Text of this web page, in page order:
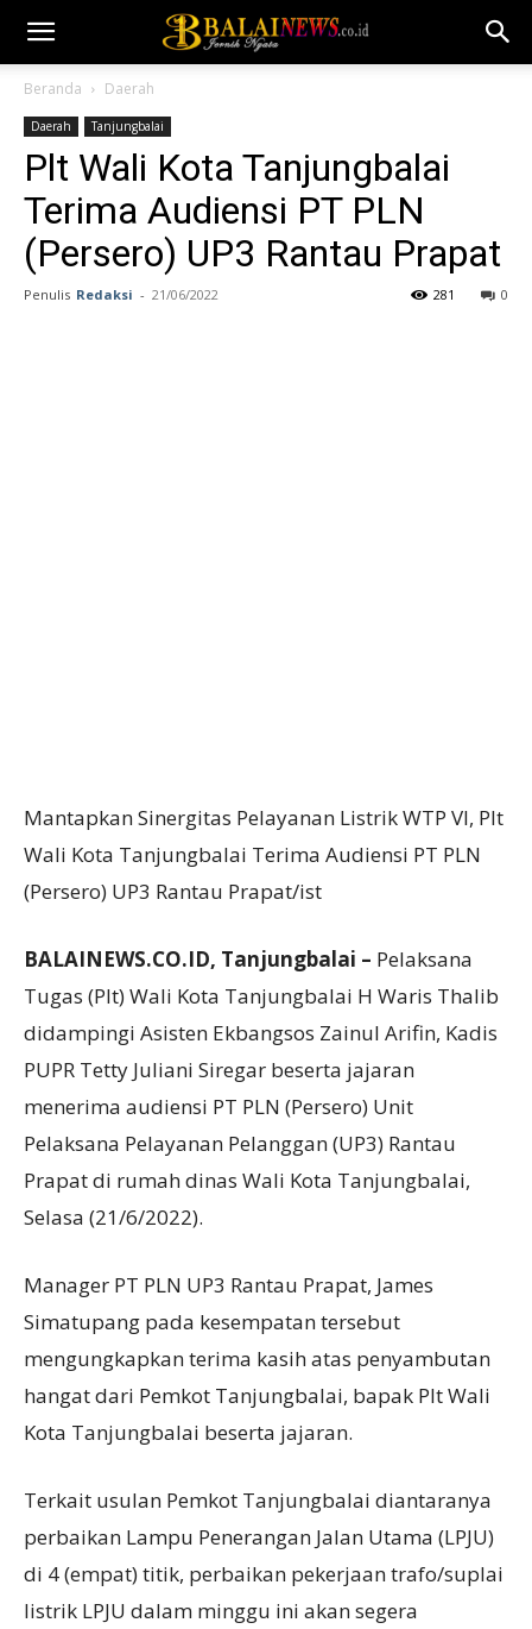
Beranda Daerah
Daerah Tanjungbalai
Plt Wali Kota Tanjungbalai
Terima Audiensi PT PLN
(Persero) UP3 Rantau Prapat
Penulis Redaksi - 21/06/2022 0
281
Mantapkan Sinergitas Pelayanan Listrik WTP VI, Plt
Wali Kota Tanjungbalai Terima Audiensi PT PLN
(Persero) UP3 Rantau Prapat/ist
BALAINEWS.CO.ID, Tanjungbalai – Pelaksana
Tugas (Plt) Wali Kota Tanjungbalai H Waris Thalib
didampingi Asisten Ekbangsos Zainul Arifin, Kadis
PUPR Tetty Juliani Siregar beserta jajaran
menerima audiensi PT PLN (Persero) Unit
Pelaksana Pelayanan Pelanggan (UP3) Rantau
Prapat di rumah dinas Wali Kota Tanjungbalai,
Selasa (21/6/2022).
Manager PT PLN UP3 Rantau Prapat, James
Simatupang pada kesempatan tersebut
mengungkapkan terima kasih atas penyambutan
hangat dari Pemkot Tanjungbalai, bapak Plt Wali
Kota Tanjungbalai beserta jajaran.
Terkait usulan Pemkot Tanjungbalai diantaranya
perbaikan Lampu Penerangan Jalan Utama (LPJU)
di 4 (empat) titik, perbaikan pekerjaan trafo/suplai
listrik LPJU dalam minggu ini akan segera